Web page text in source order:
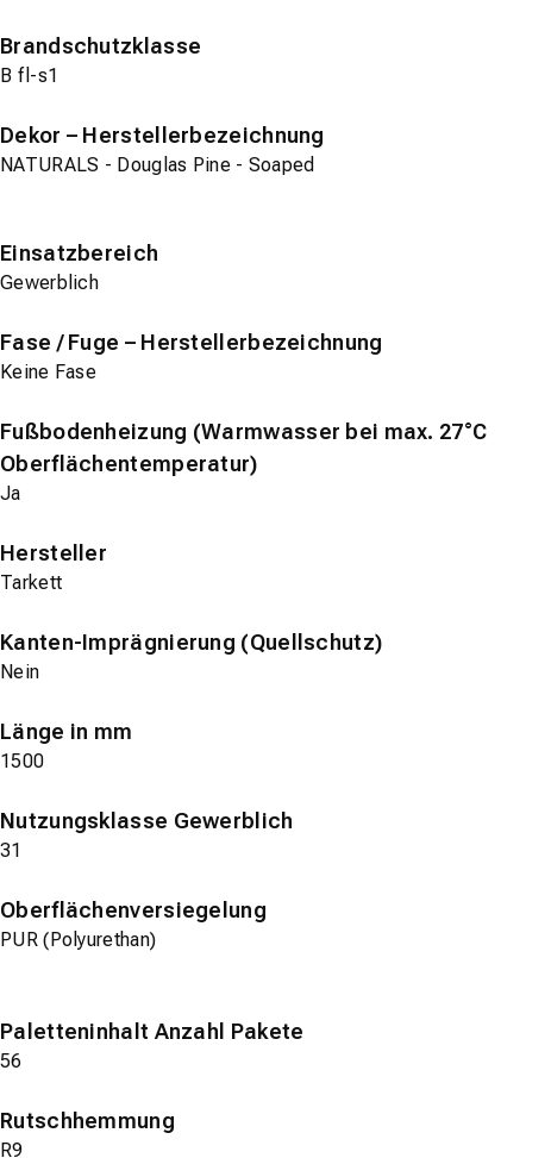
Brandschutzklasse
B fl-s1
Dekor – Herstellerbezeichnung
NATURALS - Douglas Pine - Soaped
Einsatzbereich
Gewerblich
Fase / Fuge – Herstellerbezeichnung
Keine Fase
Fußbodenheizung (Warmwasser bei max. 27°C
Oberflächentemperatur)
Ja
Hersteller
Tarkett
Kanten-Imprägnierung (Quellschutz)
Nein
Länge in mm
1500
Nutzungsklasse Gewerblich
31
Oberflächenversiegelung
PUR (Polyurethan)
Paletteninhalt Anzahl Pakete
56
Rutschhemmung
R9